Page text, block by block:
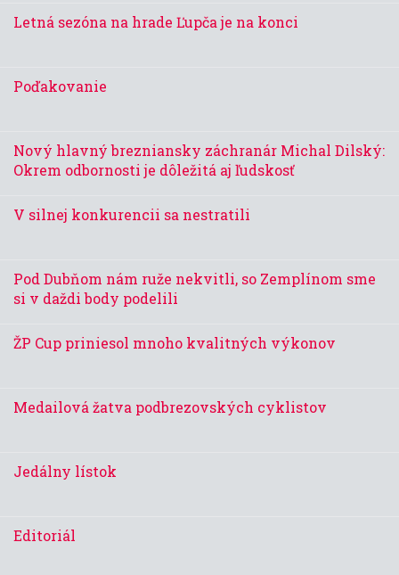
Letná sezóna na hrade Ľupča je na konci
Poďakovanie
Nový hlavný brezniansky záchranár Michal Dilský:
Okrem odbornosti je dôležitá aj ľudskosť
V silnej konkurencii sa nestratili
Pod Dubňom nám ruže nekvitli, so Zemplínom sme
si v daždi body podelili
ŽP Cup priniesol mnoho kvalitných výkonov
Medailová žatva podbrezovských cyklistov
Jedálny lístok
Editoriál